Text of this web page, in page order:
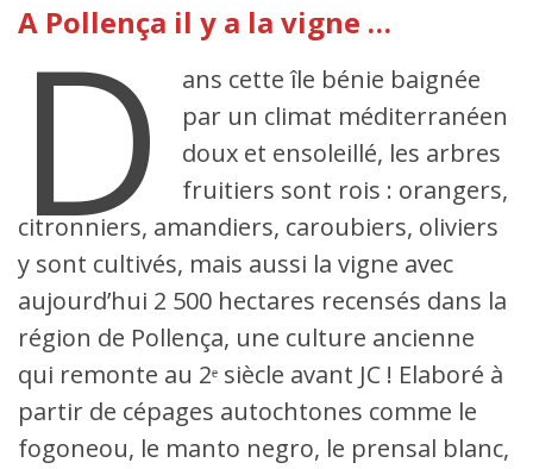
Entrée
A Pollença il y a la vigne …
D
ans cette île bénie baignée
par un climat méditerranéen
doux et ensoleillé, les arbres
fruitiers sont rois : orangers,
citronniers, amandiers, caroubiers, oliviers
y sont cultivés, mais aussi la vigne avec
aujourd’hui 2 500 hectares recensés dans la
région de Pollença, une culture ancienne
qui remonte au 2ᵉ siècle avant JC ! Elaboré à
partir de cépages autochtones comme le
fogoneou, le manto negro, le prensal blanc,